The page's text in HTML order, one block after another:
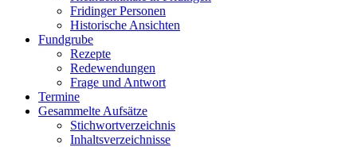
Fridinger Personen
Historische Ansichten
Fundgrube
Rezepte
Redewendungen
Frage und Antwort
Termine
Gesammelte Aufsätze
Stichwortverzeichnis
Inhaltsverzeichnisse